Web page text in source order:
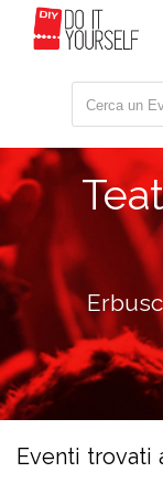
Eventi trovati